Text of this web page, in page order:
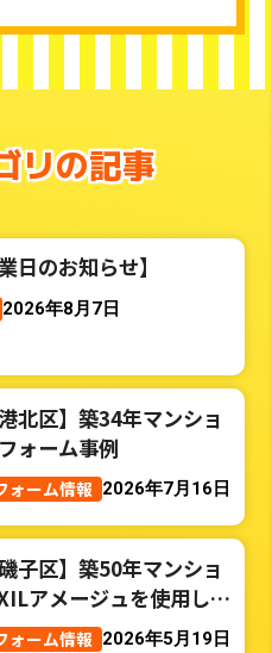
リの記事
日のお知らせ】
2026年8月7日
北区】築34年マンショ
ォーム事例
ォーム情報 2026年7月16日
子区】築50年マンショ
アメージュを使用した
ォーム事例
ォーム情報 2026年5月19日